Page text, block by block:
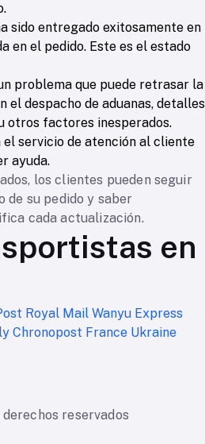
sido entregado exitosamente en
en el pedido. Este es el estado
problema que puede retrasar la
el despacho de aduanas, detalles
otros factores inesperados.
el servicio de atención al cliente
ayuda.
los clientes pueden seguir
de su pedido y saber
cada actualización.
en
Royal Mail Wanyu Express
Chronopost France Ukraine
reservados